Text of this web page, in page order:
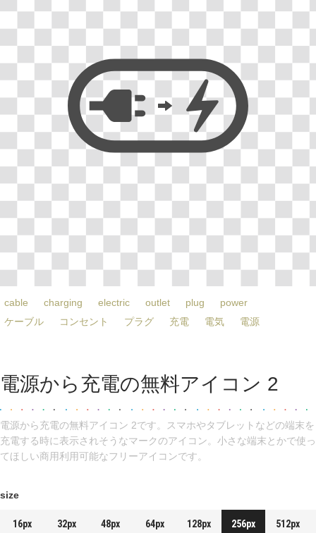
cable charging electric outlet plug
power
ケーブル
コンセント プラグ 充電 電気 電源
電源から充電の無料アイコン 2
電源から充電の無料アイコン 2です。スマホやタブレットなどの端末を
充電する時に表示されそうなマークのアイコン。小さな端末とかで使っ
てほしい商用利用可能なフリーアイコンです。
size
16px 32px 48px 64px 128px 256px 512px